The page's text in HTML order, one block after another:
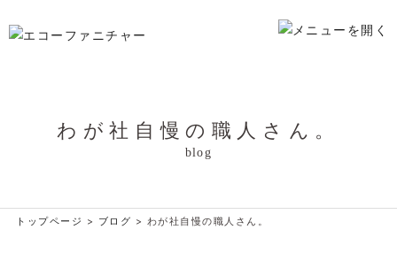
わが社自慢の職人さん。
blog
トップページ > ブログ > わが社自慢の職人さん。